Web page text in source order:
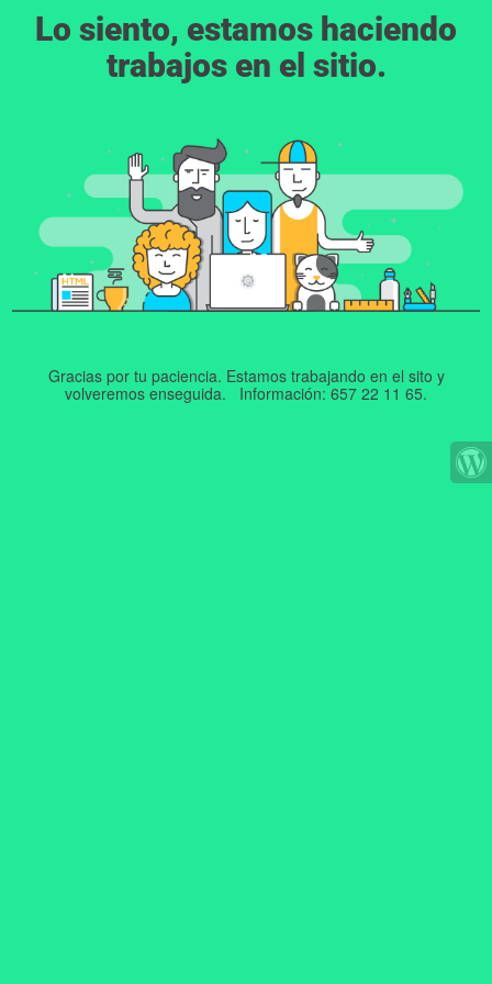
Lo siento, estamos haciendo
trabajos en el sitio.
Gracias por tu paciencia. Estamos trabajando en el sito y
volveremos enseguida. Información: 657 22 11 65.